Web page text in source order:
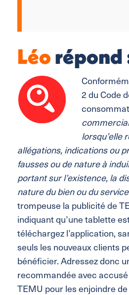
Léorépond
2 du Code
lorsqu’elle
allégations, indications ou
fausses ou de nature à
portant sur l’existence, la
nature du bien ou du
trompeuse la publicitéde
indiquantqu’une tablette
téléchargez l’application,
seuls les nouveaux clients
bénéficier. Adressez donc
recommandée avec
TEMU pour les enjoindre